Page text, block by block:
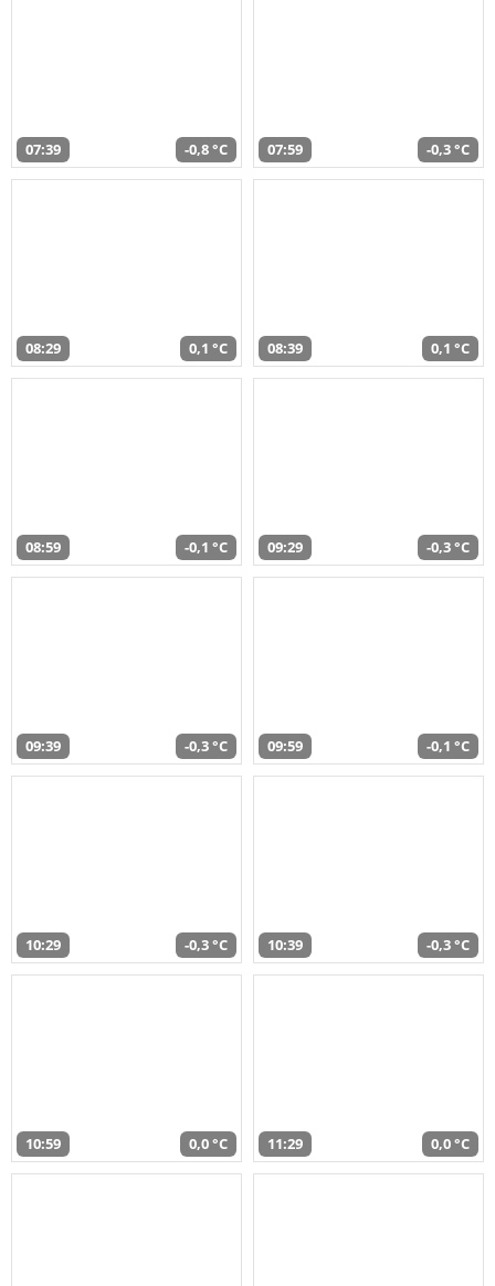
07:39 -0,8 °C 07:59 -0,3 °C
08:29 0,1 °C 08:39 0,1 °C
08:59 -0,1 °C 09:29 -0,3 °C
09:39 -0,3 °C 09:59 -0,1 °C
10:29 -0,3 °C 10:39 -0,3 °C
10:59 0,0 °C 11:29 0,0 °C